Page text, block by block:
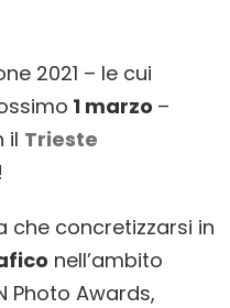
2021 – le cui
1 marzo –
il Trieste
!
che concretizzarsi in
nell’ambito
Photo Awards,